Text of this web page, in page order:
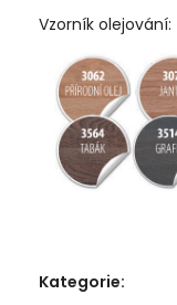
Vzorník olejování:
Kategorie: